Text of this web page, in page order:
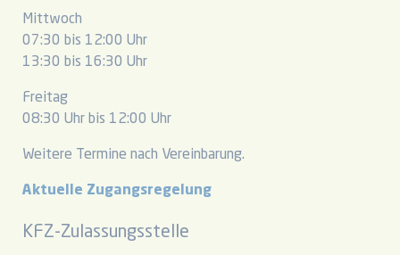
Mittwoch
07:30 bis 12:00 Uhr
13:30 bis 16:30 Uhr
Freitag
08:30 Uhr bis 12:00 Uhr
Weitere Termine nach Vereinbarung.
Aktuelle Zugangsregelung
KFZ-Zulassungsstelle